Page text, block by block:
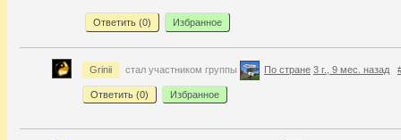
Ответить (0) Избранное
Grinii стал участником группы По стране 3 г., 9 мес. назад
Ответить (0) Избранное